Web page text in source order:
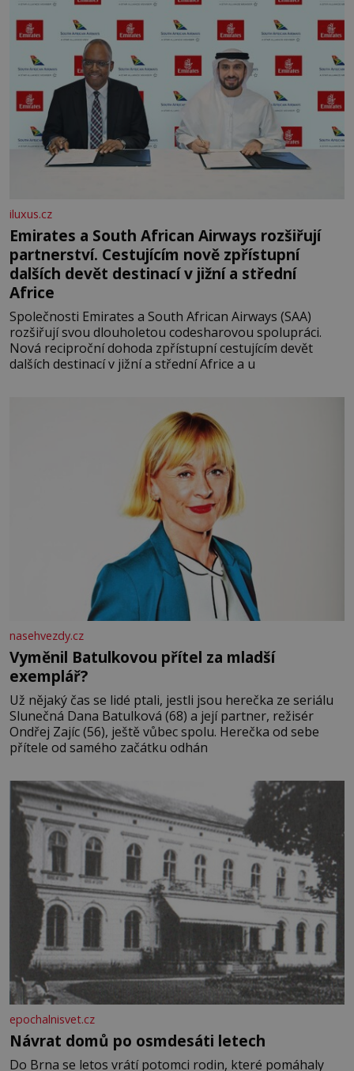
iluxus.cz
Emirates a South African Airways rozšiřují
partnerství. Cestujícím nově zpřístupní
dalších devět destinací v jižní a střední
Africe
Společnosti Emirates a South African Airways (SAA)
rozšiřují svou dlouholetou codesharovou spolupráci.
Nová reciproční dohoda zpřístupní cestujícím devět
dalších destinací v jižní a střední Africe a u
nasehvezdy.cz
Vyměnil Batulkovou přítel za mladší
exemplář?
Už nějaký čas se lidé ptali, jestli jsou herečka ze seriálu
Slunečná Dana Batulková (68) a její partner, režisér
Ondřej Zajíc (56), ještě vůbec spolu. Herečka od sebe
přítele od samého začátku odhán
epochalnisvet.cz
Návrat domů po osmdesáti letech
Do Brna se letos vrátí potomci rodin, které pomáhaly